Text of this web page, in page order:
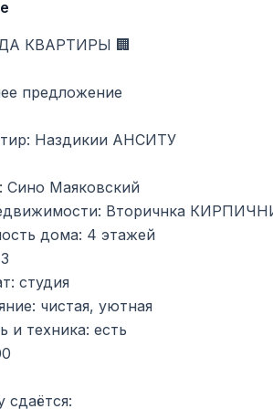
КВАРТИРЫ 🏢
предложение
Наздикии АНСИТУ
Сино Маяковский
Вторичнка
дома: 4 этажей
студия
чистая, уютная
и техника: есть
сдаётся: